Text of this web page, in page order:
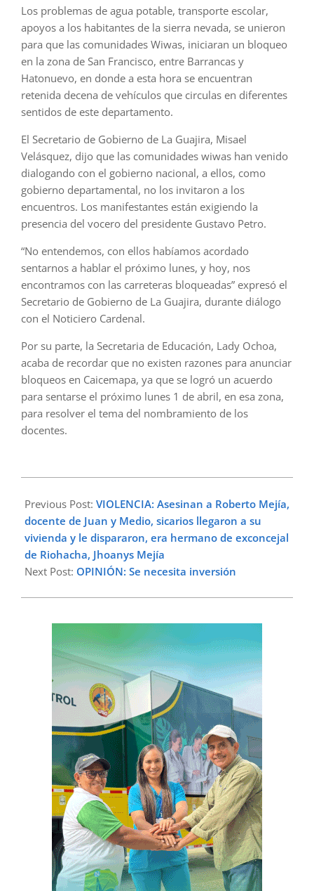
Los problemas de agua potable, transporte escolar,
apoyos a los habitantes de la sierra nevada, se unieron
para que las comunidades Wiwas, iniciaran un bloqueo
en la zona de San Francisco, entre Barrancas y
Hatonuevo, en donde a esta hora se encuentran
retenida decena de vehículos que circulas en diferentes
sentidos de este departamento.
El Secretario de Gobierno de La Guajira, Misael
Velásquez, dijo que las comunidades wiwas han venido
dialogando con el gobierno nacional, a ellos, como
gobierno departamental, no los invitaron a los
encuentros. Los manifestantes están exigiendo la
presencia del vocero del presidente Gustavo Petro.
“No entendemos, con ellos habíamos acordado
sentarnos a hablar el próximo lunes, y hoy, nos
encontramos con las carreteras bloqueadas” expresó el
Secretario de Gobierno de La Guajira, durante diálogo
con el Noticiero Cardenal.
Por su parte, la Secretaria de Educación, Lady Ochoa,
acaba de recordar que no existen razones para anunciar
bloqueos en Caicemapa, ya que se logró un acuerdo
para sentarse el próximo lunes 1 de abril, en esa zona,
para resolver el tema del nombramiento de los
docentes.
03-
27
Previous Post: VIOLENCIA: Asesinan a Roberto Mejía,
docente de Juan y Medio, sicarios llegaron a su
vivienda y le dispararon, era hermano de exconcejal
de Riohacha, Jhoanys Mejía
Next Post: OPINIÓN: Se necesita inversión